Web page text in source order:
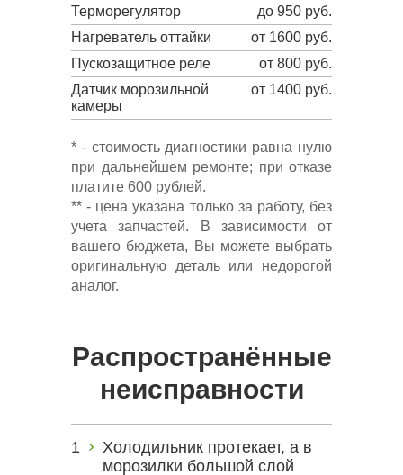
Терморегулятор
до 950 руб.
Нагреватель оттайки
от 1600 руб.
Пускозащитное реле
от 800 руб.
Датчик морозильной
камеры
от 1400 руб.
* - стоимость диагностики равна нулю
при дальнейшем ремонте; при отказе
платите 600 рублей.
** - цена указана только за работу, без
учета запчастей. В зависимости от
вашего бюджета, Вы можете выбрать
оригинальную деталь или недорогой
аналог.
Распространённые
неисправности
Холодильник протекает, а в
морозилки большой слой